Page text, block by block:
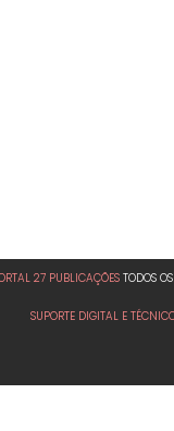
27 PUBLICAÇÕES TODOS
SUPORTE DIGITAL E